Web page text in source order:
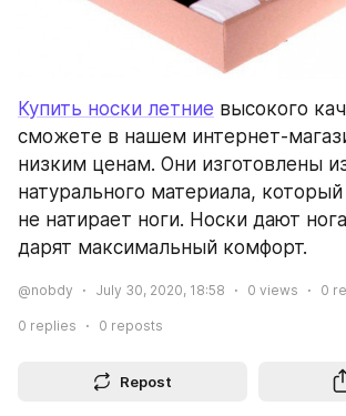
Купить носки летние высокого
сможете в нашем интернет-
низким ценам. Они изготовлены
натурального материала,
не натирает ноги. Носки дают
дарят максимальный комфорт.
@nobdy July 30, 2020, 18:58 0 views 0
0 replies 0 reposts
Repost